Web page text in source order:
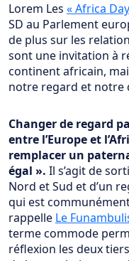
Lorem Les « Africa
SD au Parlement
de plus sur les
sont une invitation à
continent africain,
notre regard et notre
Changer de regard
entre l’Europe et
remplacer un
égal ». Il s’agit de
Nord et Sud et d’un
qui est
rappelle Le
terme commode
réflexion les deux